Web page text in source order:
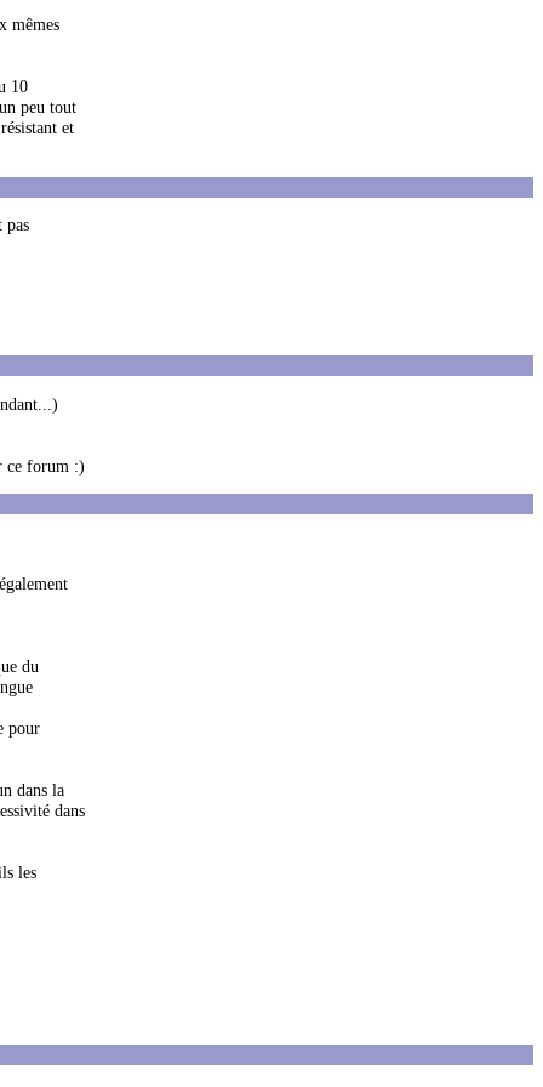
mêmes
10
peu tout
et
pas
ce forum :)
du
pour
dans la
dans
les